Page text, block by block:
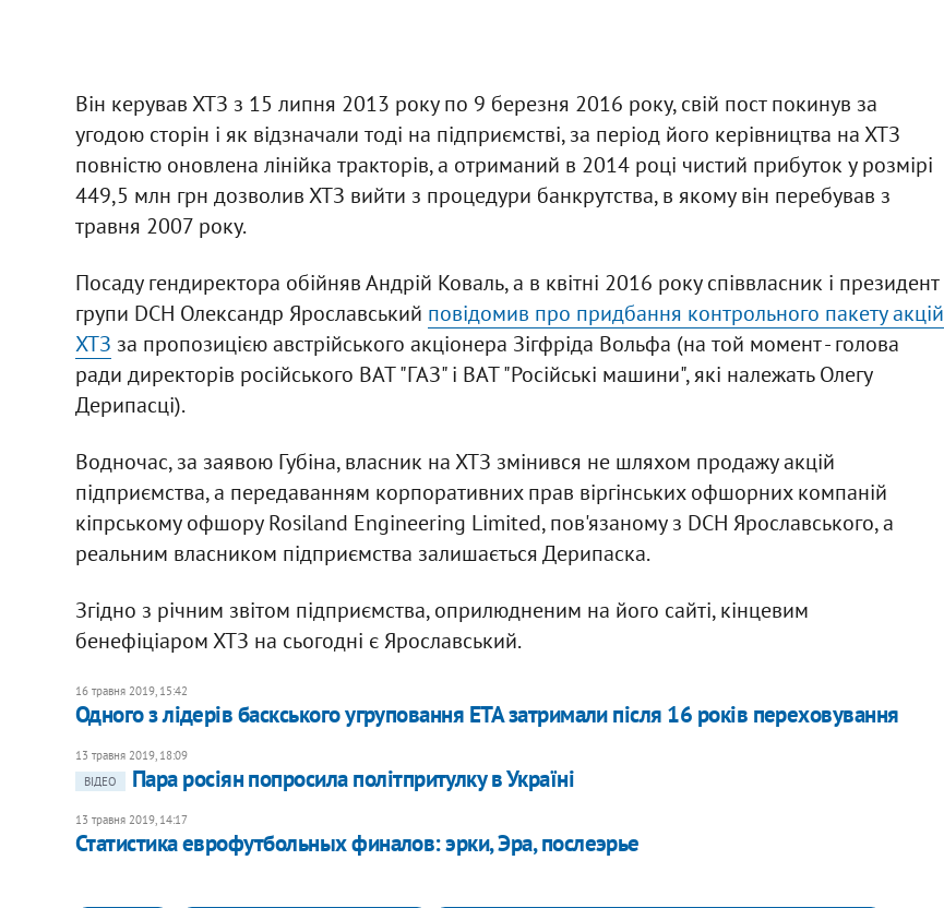
Він керував ХТЗ з 15 липня 2013 року по 9 березня 2016 року, свій пост покинув за
угодою сторін і як відзначали тоді на підприємстві, за період його керівництва на ХТЗ
повністю оновлена лінійка тракторів, а отриманий в 2014 році чистий прибуток у розмірі
449,5 млн грн дозволив ХТЗ вийти з процедури банкрутства, в якому він перебував з
травня 2007 року.
Посаду гендиректора обійняв Андрій Коваль, а в квітні 2016 року співвласник і президент
групи DCH Олександр Ярославський повідомив про придбання контрольного пакету акцій
ХТЗ за пропозицією австрійського акціонера Зігфріда Вольфа (на той момент - голова
ради директорів російського ВАТ "ГАЗ" і ВАТ "Російські машини", які належать Олегу
Дерипасці).
Водночас, за заявою Губіна, власник на ХТЗ змінився не шляхом продажу акцій
підприємства, а передаванням корпоративних прав віргінських офшорних компаній
кіпрському офшору Rosiland Engineering Limited, пов'язаному з DCH Ярославського, а
реальним власником підприємства залишається Дерипаска.
Згідно з річним звітом підприємства, оприлюдненим на його сайті, кінцевим
бенефіціаром ХТЗ на сьогодні є Ярославський.
16 травня 2019, 15:42
Одного з лідерів баскського угруповання ЕТА затримали після 16 років переховування
13 травня 2019, 18:09
ВІДЕО
Пара росіян попросила політпритулку в Україні
13 травня 2019, 14:17
Статистика еврофутбольных финалов: эрки, Эра, послеэрье